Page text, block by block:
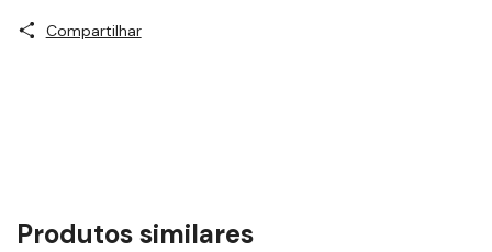
Compartilhar
Produtos similares